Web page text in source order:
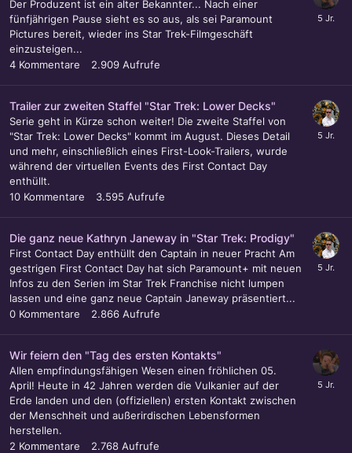
Der Produzent ist ein alter Bekannter... Nach einer
fünfjährigen Pause sieht es so aus, als sei Paramount
Pictures bereit, wieder ins Star Trek-Filmgeschäft
einzusteigen...
4 Kommentare 2.909 Aufrufe
Trailer zur zweiten Staffel "Star Trek: Lower Decks"
Serie geht in Kürze schon weiter! Die zweite Staffel von
"Star Trek: Lower Decks" kommt im August. Dieses Detail
und mehr, einschließlich eines First-Look-Trailers, wurde
während der virtuellen Events des First Contact Day
enthüllt.
10 Kommentare 3.595 Aufrufe
Die ganz neue Kathryn Janeway in "Star Trek: Prodigy"
First Contact Day enthüllt den Captain in neuer Pracht Am
gestrigen First Contact Day hat sich Paramount+ mit neuen
Infos zu den Serien im Star Trek Franchise nicht lumpen
lassen und eine ganz neue Captain Janeway präsentiert...
0 Kommentare 2.866 Aufrufe
Wir feiern den "Tag des ersten Kontakts"
Allen empfindungsfähigen Wesen einen fröhlichen 05.
April! Heute in 42 Jahren werden die Vulkanier auf der
Erde landen und den (offiziellen) ersten Kontakt zwischen
der Menschheit und außerirdischen Lebensformen
herstellen.
2 Kommentare 2.768 Aufrufe